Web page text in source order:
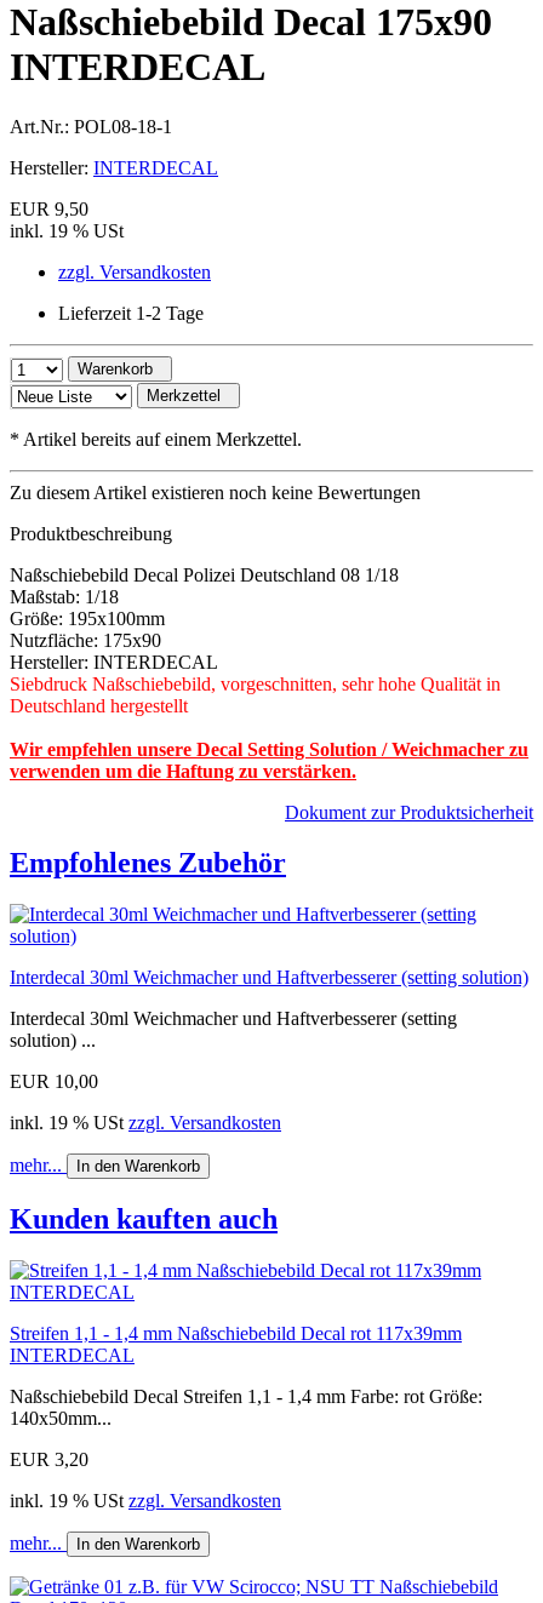
Naßschiebebild Decal 175x90
INTERDECAL
Art.Nr.: POL08-18-1
Hersteller: INTERDECAL
EUR 9,50
inkl. 19 % USt
zzgl. Versandkosten
Lieferzeit 1-2 Tage
Warenkorb
Merkzettel
* Artikel bereits auf einem Merkzettel.
Zu diesem Artikel existieren noch keine Bewertungen
Produktbeschreibung
Naßschiebebild Decal Polizei Deutschland 08 1/18
Maßstab: 1/18
Größe: 195x100mm
Nutzfläche: 175x90
Hersteller: INTERDECAL
Siebdruck Naßschiebebild, vorgeschnitten, sehr hohe Qualität in
Deutschland hergestellt
Wir empfehlen unsere Decal Setting Solution / Weichmacher zu
verwenden um die Haftung zu verstärken.
Dokument zur Produktsicherheit
Empfohlenes Zubehör
Interdecal 30ml Weichmacher und Haftverbesserer (setting solution)
Interdecal 30ml Weichmacher und Haftverbesserer (setting
solution) ...
EUR 10,00
inkl. 19 % USt zzgl. Versandkosten
mehr... In den Warenkorb
Kunden kauften auch
Streifen 1,1 - 1,4 mm Naßschiebebild Decal rot 117x39mm
INTERDECAL
Naßschiebebild Decal Streifen 1,1 - 1,4 mm Farbe: rot Größe:
140x50mm...
EUR 3,20
inkl. 19 % USt zzgl. Versandkosten
mehr... In den Warenkorb